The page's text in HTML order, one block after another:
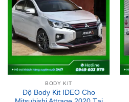
BODY KIT
Độ Body Kit IDEO Cho
Mitsubishi Attrage 2020 Tại
TPHCM | Đẳng Cấp – Sang
Trọng